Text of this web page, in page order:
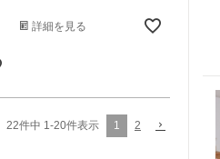
詳細を見る
22件中 1-20件表示 1 2